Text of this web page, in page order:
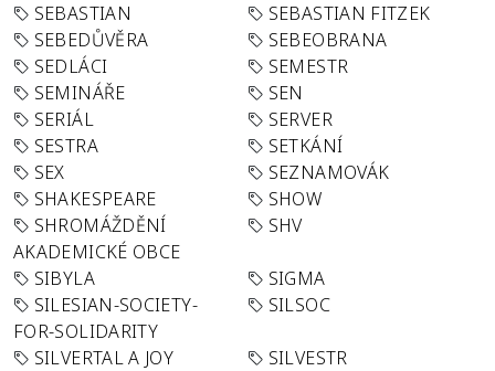
SEBASTIAN
SEBASTIAN FITZEK
SEBEDŮVĚRA
SEBEOBRANA
SEDLÁCI
SEMESTR
SEMINÁŘE
SEN
SERIÁL
SERVER
SESTRA
SETKÁNÍ
SEX
SEZNAMOVÁK
SHAKESPEARE
SHOW
SHROMÁŽDĚNÍ
AKADEMICKÉ OBCE
SHV
SIBYLA
SIGMA
SILESIAN-SOCIETY-
FOR-SOLIDARITY
SILSOC
SILVERTAL A JOY
SILVESTR